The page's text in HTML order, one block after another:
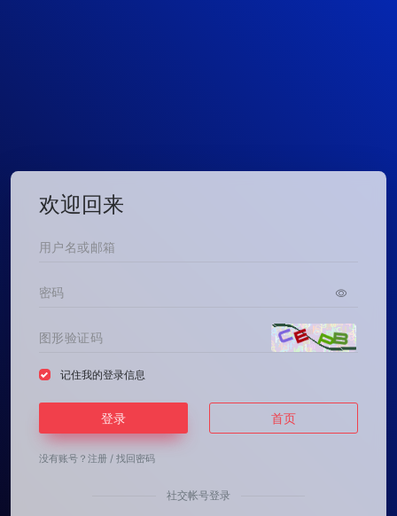
欢迎回来
记住我的登录信息
登录 首页
没有账号？ 注册 / 找回密码
社交帐号登录